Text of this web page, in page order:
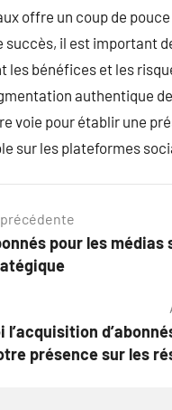
offre un coup de
succès, il est important
les bénéfices et les
authentique
voie pour établir une
sur les plateformes
pour les
l’acquisition
présence sur les